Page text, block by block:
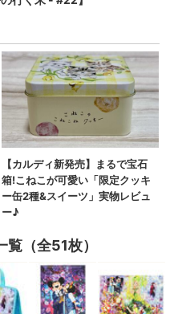
（全51枚）